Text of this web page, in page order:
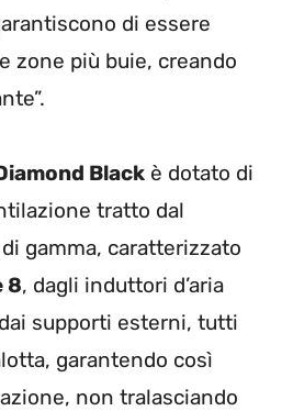
di essere
zone più buie, creando
Black è dotato di
tratto dal
gamma, caratterizzato
8, dagli induttori d’aria
supporti esterni, tutti
garantendo così
non tralasciando